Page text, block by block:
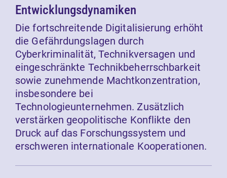
Entwicklungsdynamiken
Die fortschreitende Digitalisierung erhöht
die Gefährdungslagen durch
Cyberkriminalität, Technikversagen und
eingeschränkte Technikbeherrschbarkeit
sowie zunehmende Machtkonzentration,
insbesondere bei
Technologieunternehmen. Zusätzlich
verstärken geopolitische Konflikte den
Druck auf das Forschungssystem und
erschweren internationale Kooperationen.